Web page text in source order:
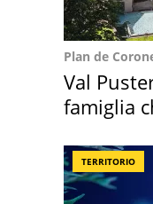
Plan de
Val
famiglia
TERRITORIO